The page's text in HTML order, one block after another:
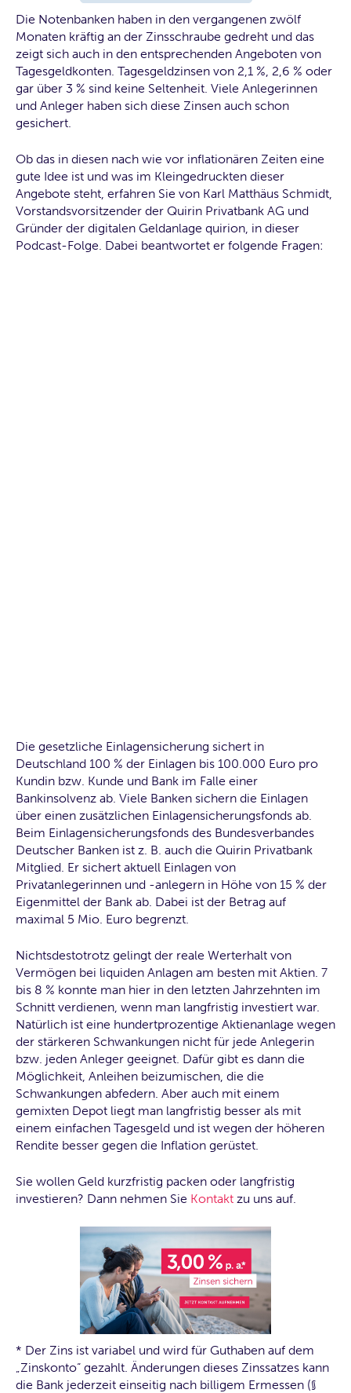
Die Notenbanken haben in den vergangenen zwölf
Monaten kräftig an der Zinsschraube gedreht und das
zeigt sich auch in den entsprechenden Angeboten von
Tagesgeldkonten. Tagesgeldzinsen von 2,1 %, 2,6 % oder
gar über 3 % sind keine Seltenheit. Viele Anlegerinnen
und Anleger haben sich diese Zinsen auch schon
gesichert.
Ob das in diesen nach wie vor inflationären Zeiten eine
gute Idee ist und was im Kleingedruckten dieser
Angebote steht, erfahren Sie von Karl Matthäus Schmidt,
Vorstandsvorsitzender der Quirin Privatbank AG und
Gründer der digitalen Geldanlage quirion, in dieser
Podcast-Folge. Dabei beantwortet er folgende Fragen:
Die gesetzliche Einlagensicherung sichert in
Deutschland 100 % der Einlagen bis 100.000 Euro pro
Kundin bzw. Kunde und Bank im Falle einer
Bankinsolvenz ab. Viele Banken sichern die Einlagen
über einen zusätzlichen Einlagensicherungsfonds ab.
Beim Einlagensicherungsfonds des Bundesverbandes
Deutscher Banken ist z. B. auch die Quirin Privatbank
Mitglied. Er sichert aktuell Einlagen von
Privatanlegerinnen und -anlegern in Höhe von 15 % der
Eigenmittel der Bank ab. Dabei ist der Betrag auf
maximal 5 Mio. Euro begrenzt.
Nichtsdestotrotz gelingt der reale Werterhalt von
Vermögen bei liquiden Anlagen am besten mit Aktien. 7
bis 8 % konnte man hier in den letzten Jahrzehnten im
Schnitt verdienen, wenn man langfristig investiert war.
Natürlich ist eine hundertprozentige Aktienanlage wegen
der stärkeren Schwankungen nicht für jede Anlegerin
bzw. jeden Anleger geeignet. Dafür gibt es dann die
Möglichkeit, Anleihen beizumischen, die die
Schwankungen abfedern. Aber auch mit einem
gemixten Depot liegt man langfristig besser als mit
einem einfachen Tagesgeld und ist wegen der höheren
Rendite besser gegen die Inflation gerüstet.
Sie wollen Geld kurzfristig packen oder langfristig
investieren? Dann nehmen Sie Kontakt zu uns auf.
* Der Zins ist variabel und wird für Guthaben auf dem
„Zinskonto“ gezahlt. Änderungen dieses Zinssatzes kann
die Bank jederzeit einseitig nach billigem Ermessen (§